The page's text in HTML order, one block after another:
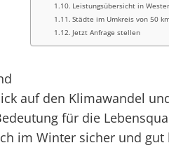
Leistungsübersicht in
Städte im Umkreis von 50
Jetzt Anfrage stellen
auf den Klimawandel
für die
im Winter sicher und